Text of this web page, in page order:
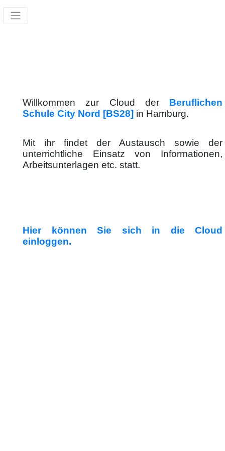
Willkommen zur Cloud der Beruflichen
Schule City Nord [BS28] in Hamburg.
Mit ihr findet der Austausch sowie der
unterrichtliche Einsatz von Informationen,
Arbeitsunterlagen etc. statt.
Hier können Sie sich in die Cloud
einloggen.